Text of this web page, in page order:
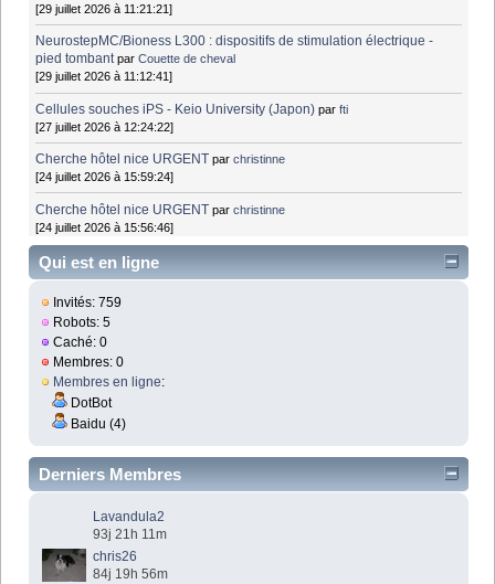
[29 juillet 2026 à 11:21:21]
NeurostepMC/Bioness L300 : dispositifs de stimulation électrique -
pied tombant parCouette de cheval
[29 juillet 2026 à 11:12:41]
Cellules souches iPS - Keio University (Japon) parfti
[27 juillet 2026 à 12:24:22]
Cherche hôtel nice URGENT parchristinne
[24 juillet 2026 à 15:59:24]
Cherche hôtel nice URGENT parchristinne
[24 juillet 2026 à 15:56:46]
Qui est en ligne
Invités: 759
Robots: 5
Caché: 0
Membres: 0
Membres en ligne:
DotBot
Baidu (4)
Derniers Membres
Lavandula2
93j 21h 11m
chris26
84j 19h 56m